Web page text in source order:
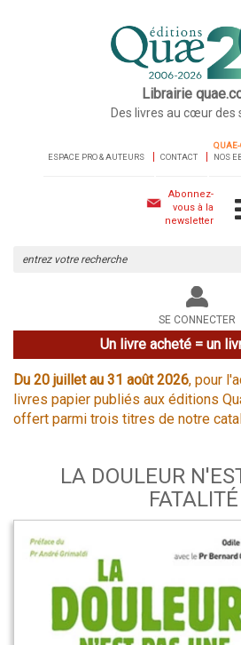
Librairie
Des livres au cœur des
ESPACE PRO & AUTEURS CONTACT
QUAE-
NOS
Abonnez-
vous à la
newsletter
le
site
SE CONNECTER
Un livre acheté = un
Du 20 juillet au 31 août 2026, pour
livres papier publiés aux éditions
offert parmi trois titres de notre
LA DOULEUR